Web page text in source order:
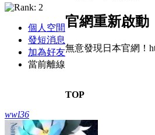
個人空間
發短消息
加為好友
當前離線
官網重新啟動
無意發現日本官網！
TOP
wwl36